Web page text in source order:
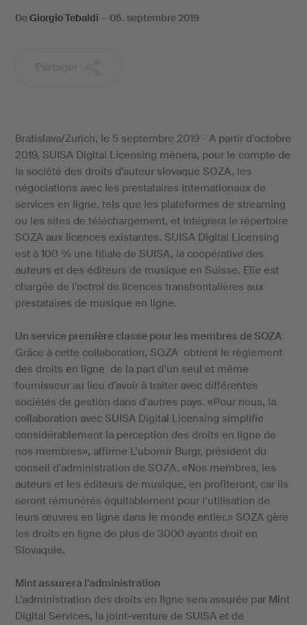
DeGiorgio Tebaldi — 05. septembre 2019
Bratislava/Zurich, le 5 septembre 2019 - A partir d’octobre
2019, SUISA Digital Licensing mènera, pour le compte de
la société des droits d’auteur slovaque SOZA, les
négociations avec les prestataires internationaux de
services en ligne, tels que les plateformes de streaming
ou les sites de téléchargement, et intégrera le répertoire
SOZA aux licences existantes. SUISA Digital Licensing
est à 100 % une filiale de SUISA, la coopérative des
auteurs et des éditeurs de musique en Suisse. Elle est
chargée de l’octroi de licences transfrontalières aux
prestataires de musique en ligne.
Un service première classe pour les membres de SOZA
Grâce à cette collaboration, SOZA obtient le règlement
des droits en ligne de la part d’un seul et même
fournisseur au lieu d’avoir à traiter avec différentes
sociétés de gestion dans d’autres pays. «Pour nous, la
collaboration avec SUISA Digital Licensing simplifie
considérablement la perception des droits en ligne de
nos membres», affirme L’ubomír Burgr, président du
conseil d’administration de SOZA. «Nos membres, les
auteurs et les éditeurs de musique, en profiteront, car ils
seront rémunérés équitablement pour l’utilisation de
leurs œuvres en ligne dans le monde entier.» SOZA gère
les droits en ligne de plus de 3000 ayants droit en
Slovaquie.
Mint assurera l’administration
L’administration des droits en ligne sera assurée par Mint
Digital Services, la joint-venture de SUISA et de